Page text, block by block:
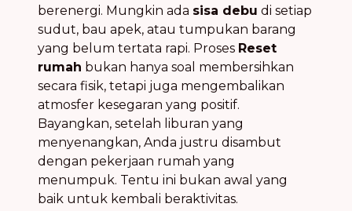
berenergi. Mungkin ada sisa debu di setiap
sudut, bau apek, atau tumpukan barang
yang belum tertata rapi. Proses Reset
rumah bukan hanya soal membersihkan
secara fisik, tetapi juga mengembalikan
atmosfer kesegaran yang positif.
Bayangkan, setelah liburan yang
menyenangkan, Anda justru disambut
dengan pekerjaan rumah yang
menumpuk. Tentu ini bukan awal yang
baik untuk kembali beraktivitas.